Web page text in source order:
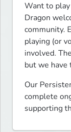
Want to
Dragon
community.
playing (or
involved.
but we have
Our
complete
supporting